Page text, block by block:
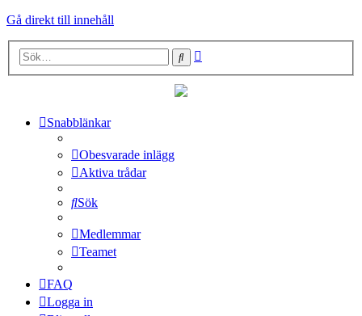
Gå direkt till innehåll
Sök
Snabblänkar
Obesvarade inlägg
Aktiva trådar
Sök
Medlemmar
Teamet
FAQ
Logga in